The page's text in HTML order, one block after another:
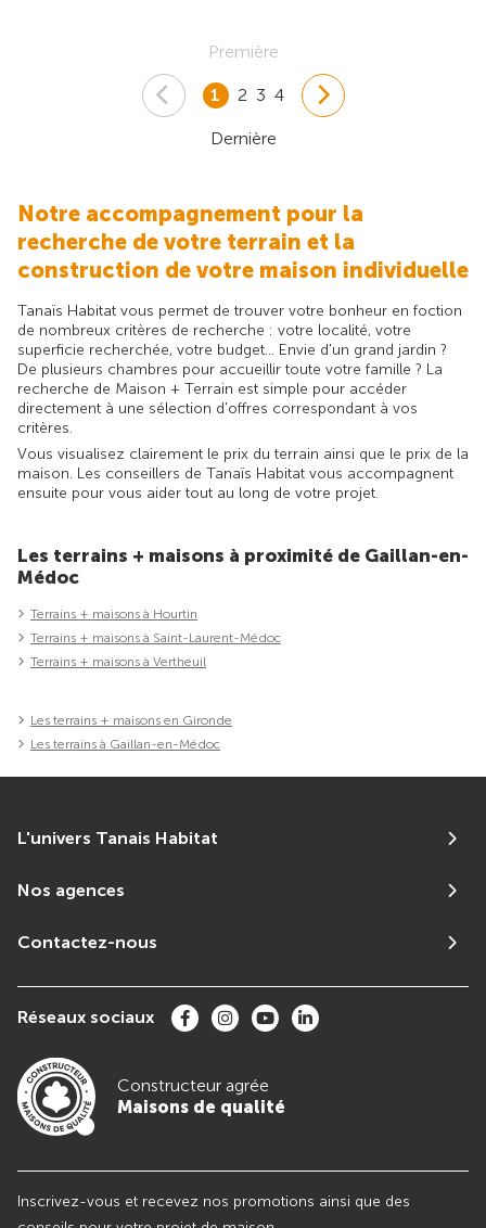
Première
1 2 3 4
Dernière
Notre accompagnement pour la
recherche de votre terrain et la
construction de votre maison individuelle
Tanaïs Habitat vous permet de trouver votre bonheur en foction
de nombreux critères de recherche : votre localité, votre
superficie recherchée, votre budget... Envie d'un grand jardin ?
De plusieurs chambres pour accueillir toute votre famille ? La
recherche de Maison + Terrain est simple pour accéder
directement à une sélection d'offres correspondant à vos
critères.
Vous visualisez clairement le prix du terrain ainsi que le prix de la
maison. Les conseillers de Tanaïs Habitat vous accompagnent
ensuite pour vous aider tout au long de votre projet.
Les terrains + maisons à proximité de Gaillan-en-
Médoc
Terrains + maisons à Hourtin
Terrains + maisons à Saint-Laurent-Médoc
Terrains + maisons à Vertheuil
Les terrains + maisons en Gironde
Les terrains à Gaillan-en-Médoc
L'univers Tanais Habitat
Nos agences
Contactez-nous
Réseaux sociaux
Constructeur agrée
Maisons de qualité
Inscrivez-vous et recevez nos promotions ainsi que des